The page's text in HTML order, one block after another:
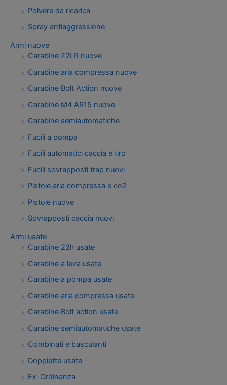
Polvere da ricarica
Spray antiaggressione
Armi nuove
Carabine 22LR nuove
Carabine aria compressa nuove
Carabine Bolt Action nuove
Carabine M4 AR15 nuove
Carabine semiautomatiche
Fucili a pompa
Fucili automatici caccia e tiro
Fucili sovrapposti trap nuovi
Pistole aria compressa e co2
Pistole nuove
Sovrapposti caccia nuovi
Armi usate
Carabine 22lr usate
Carabine a leva usate
Carabine a pompa usate
Carabine aria compressa usate
Carabine Bolt action usate
Carabine semiautomatiche usate
Combinati e basculanti
Doppiette usate
Ex-Ordinanza